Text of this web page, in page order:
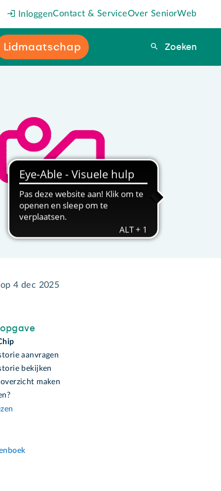
InloggenContact & ServiceOver SeniorWeb
Lidmaatschap Zoeken
Zoeken
op4 dec 2025
aanvragen
bekijken
maken